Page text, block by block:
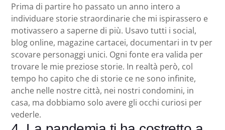
Prima di partire ho passato un anno intero a
individuare storie straordinarie che mi ispirassero e
motivassero a saperne di più. Usavo tutti i social,
blog online, magazine cartacei, documentari in tv per
scovare personaggi unici. Ogni fonte era valida per
trovare le mie preziose storie. In realtà però, col
tempo ho capito che di storie ce ne sono infinite,
anche nelle nostre città, nei nostri condomini, in
casa, ma dobbiamo solo avere gli occhi curiosi per
vederle.